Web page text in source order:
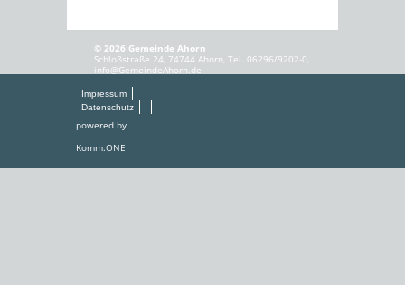
© 2026 Gemeinde Ahorn
Schloßstraße 24, 74744 Ahorn, Tel. 06296/9202-0,
info@GemeindeAhorn.de
Impressum
Datenschutz
powered by
Komm.ONE